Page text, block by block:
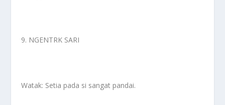
9. NGENTRK SARI
Watak: Setia pada si sangat pandai.